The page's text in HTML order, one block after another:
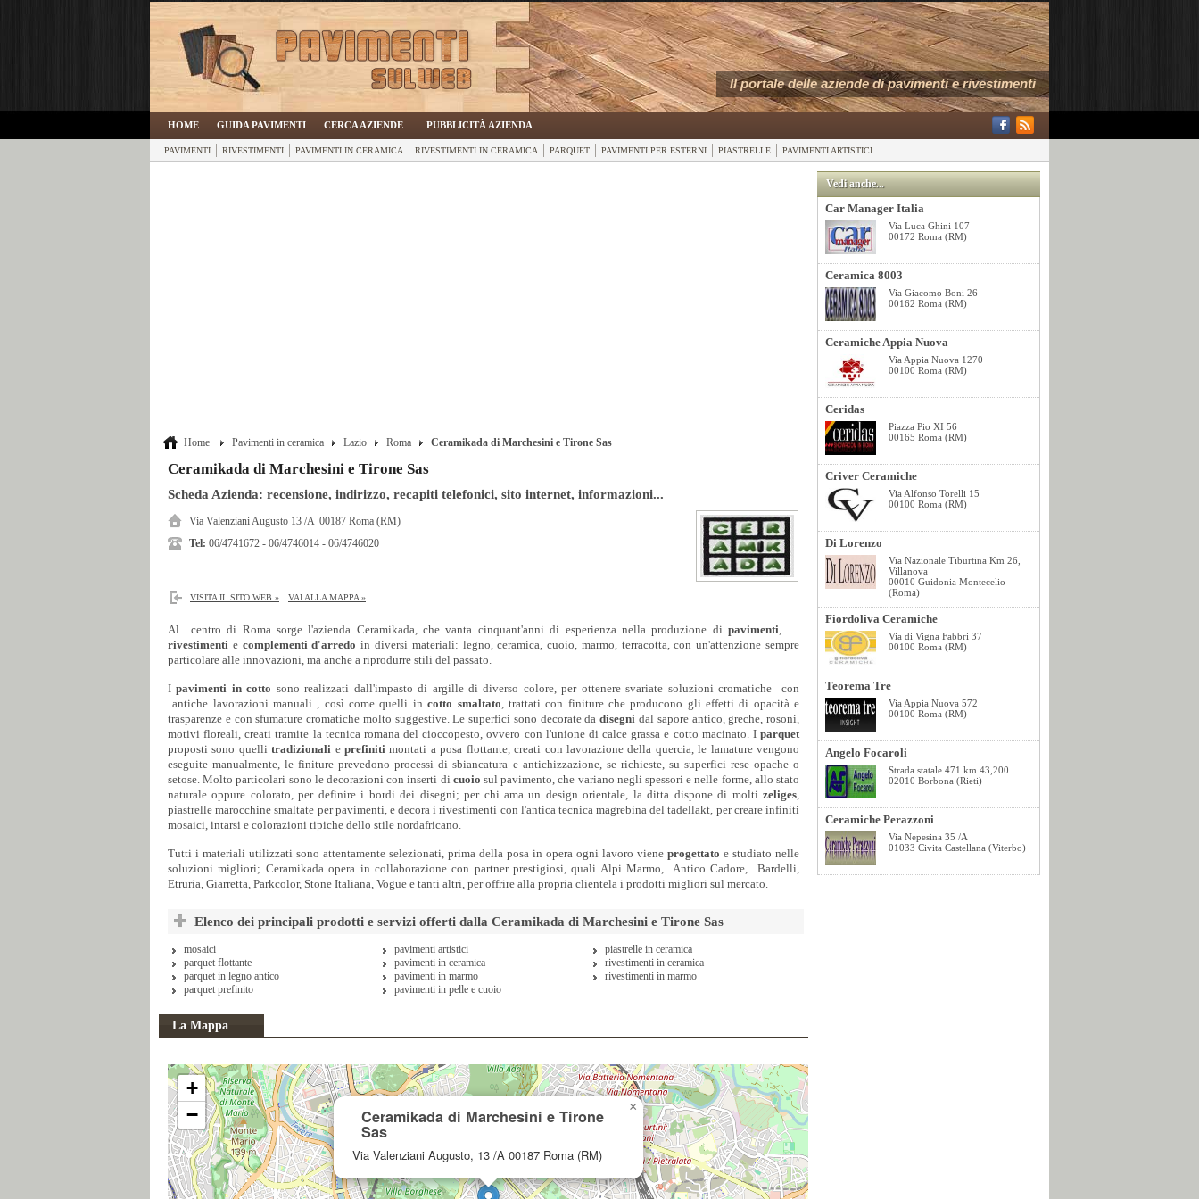
Il portale delle aziende di pavimenti e rivestimenti
HOME GUIDA PAVIMENTI CERCA AZIENDE PUBBLICITÀ AZIENDA
PAVIMENTI RIVESTIMENTI PAVIMENTI IN CERAMICA RIVESTIMENTI IN CERAMICA PARQUET PAVIMENTI PER ESTERNI PIASTRELLE PAVIMENTI ARTISTICI
Home Pavimenti in ceramica Lazio Roma Ceramikada di Marchesini e Tirone Sas
Ceramikada di Marchesini e Tirone Sas
Scheda Azienda: recensione, indirizzo, recapiti telefonici, sito internet, informazioni...
Via Valenziani Augusto 13 /A 00187 Roma (RM)
Tel: 06/4741672 - 06/4746014 - 06/4746020
VISITA IL SITO WEB » VAI ALLA MAPPA »
Al centro di Roma sorge l'azienda Ceramikada, che vanta cinquant'anni di esperienza nella produzione dipavimenti,
rivestimenti e complementi d'arredo in diversi materiali: legno, ceramica, cuoio, marmo, terracotta, con un'attenzione sempre
particolare alle innovazioni, ma anche a riprodurre stili del passato.
Ipavimenti in cotto sono realizzati dall'impasto di argille di diverso colore, per ottenere svariate soluzioni cromatiche con
antiche lavorazioni manuali , così come quelli incotto smaltato, trattati con finiture che producono gli effetti di opacità e
trasparenze e con sfumature cromatiche molto suggestive. Le superfici sono decorate dadisegni dal sapore antico, greche, rosoni,
motivi floreali, creati tramite la tecnica romana del cioccopesto, ovvero con l'unione di calce grassa e cotto macinato. Iparquet
proposti sono quellitradizionali eprefiniti montati a posa flottante, creati con lavorazione della quercia, le lamature vengono
eseguite manualmente, le finiture prevedono processi di sbiancatura e antichizzazione, se richieste, su superfici rese opache o
setose. Molto particolari sono le decorazioni con inserti di cuoio sul pavimento, che variano negli spessori e nelle forme, allo stato
naturale oppure colorato, per definire i bordi dei disegni; per chi ama un design orientale, la ditta dispone di moltizeliges,
piastrelle marocchine smaltate per pavimenti, e decora i rivestimenti con l'antica tecnica magrebina del tadellakt, per creare infiniti
mosaici, intarsi e colorazioni tipiche dello stile nordafricano.
Tutti i materiali utilizzati sono attentamente selezionati, prima della posa in opera ogni lavoro vieneprogettato e studiato nelle
soluzioni migliori; Ceramikada opera in collaborazione con partner prestigiosi, quali Alpi Marmo, Antico Cadore, Bardelli,
Etruria, Giarretta, Parkcolor, Stone Italiana, Vogue e tanti altri, per offrire alla propria clientela i prodotti migliori sul mercato.
Elenco dei principali prodotti e servizi offerti dalla Ceramikada di Marchesini e Tirone Sas
mosaici
parquet flottante
parquet in legno antico
parquet prefinito
pavimenti artistici
pavimenti in ceramica
pavimenti in marmo
pavimenti in pelle e cuoio
piastrelle in ceramica
rivestimenti in ceramica
rivestimenti in marmo
La Mappa
Ceramikada di Marchesini e Tirone
Sas
Via Valenziani Augusto, 13 /A 00187 Roma (RM)
×
+
−
Vedi anche...
Car Manager Italia
Via Luca Ghini 107
00172 Roma (RM)
Ceramica 8003
Via Giacomo Boni 26
00162 Roma (RM)
Ceramiche Appia Nuova
Via Appia Nuova 1270
00100 Roma (RM)
Ceridas
Piazza Pio XI 56
00165 Roma (RM)
Criver Ceramiche
Via Alfonso Torelli 15
00100 Roma (RM)
Di Lorenzo
Via Nazionale Tiburtina Km 26,
Villanova
00010 Guidonia Montecelio
(Roma)
Fiordoliva Ceramiche
Via di Vigna Fabbri 37
00100 Roma (RM)
Teorema Tre
Via Appia Nuova 572
00100 Roma (RM)
Angelo Focaroli
Strada statale 471 km 43,200
02010 Borbona (Rieti)
Ceramiche Perazzoni
Via Nepesina 35 /A
01033 Civita Castellana (Viterbo)